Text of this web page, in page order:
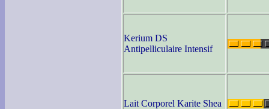
Kerium DS
Antipelliculaire Intensif
Lait Corporel Karite Shea